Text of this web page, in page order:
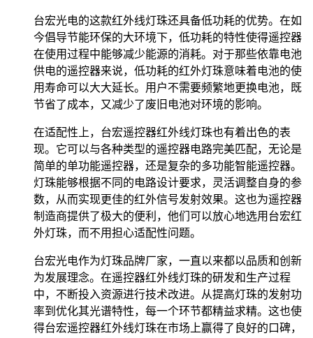
台宏光电的这款红外线灯珠还具备低功耗的优势。在如
今倡导节能环保的大环境下，低功耗的特性使得遥控器
在使用过程中能够减少能源的消耗。对于那些依靠电池
供电的遥控器来说，低功耗的红外灯珠意味着电池的使
用寿命可以大大延长。用户不需要频繁地更换电池，既
节省了成本，又减少了废旧电池对环境的影响。
在适配性上，台宏遥控器红外线灯珠也有着出色的表
现。它可以与各种类型的遥控器电路完美匹配，无论是
简单的单功能遥控器，还是复杂的多功能智能遥控器。
灯珠能够根据不同的电路设计要求，灵活调整自身的参
数，从而实现更佳的红外信号发射效果。这也为遥控器
制造商提供了极大的便利，他们可以放心地选用台宏红
外灯珠，而不用担心适配性问题。
台宏光电作为灯珠品牌厂家，一直以来都以品质和创新
为发展理念。在遥控器红外线灯珠的研发和生产过程
中，不断投入资源进行技术改进。从提高灯珠的发射功
率到优化其光谱特性，每一个环节都精益求精。这也使
得台宏遥控器红外线灯珠在市场上赢得了良好的口碑，